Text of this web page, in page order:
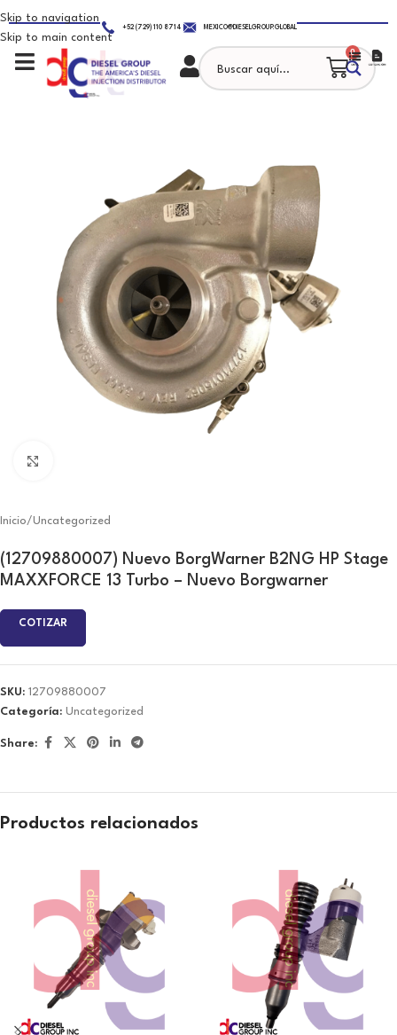
Skip to navigation
Skip to main content
+52 (729) 110 8714 MEXICO@DIESELGROUP.GLOBAL
0
Inicio/Uncategorized
(12709880007) Nuevo BorgWarner B2NG HP Stage
MAXXFORCE 13 Turbo – Nuevo Borgwarner
COTIZAR
SKU: 12709880007
Categoría: Uncategorized
Share:
Productos relacionados